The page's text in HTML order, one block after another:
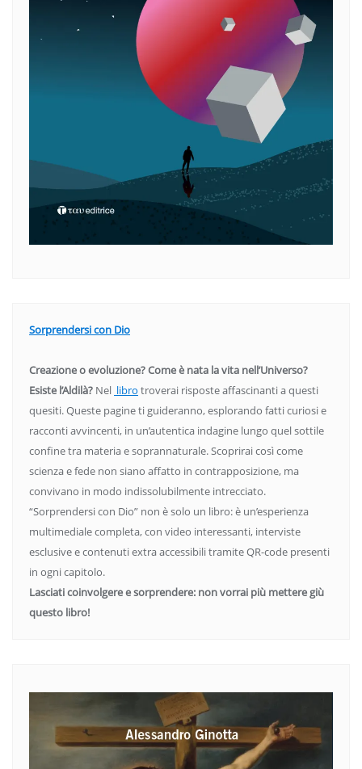
Sorprendersi con Dio
Creazione o evoluzione? Come è nata la vita nell’Universo?
Esiste l’Aldilà? Nel libro troverai risposte affascinanti a questi
quesiti. Queste pagine ti guideranno, esplorando fatti curiosi e
racconti avvincenti, in un’autentica indagine lungo quel sottile
confine tra materia e soprannaturale. Scoprirai così come
scienza e fede non siano affatto in contrapposizione, ma
convivano in modo indissolubilmente intrecciato.
“Sorprendersi con Dio” non è solo un libro: è un’esperienza
multimediale completa, con video interessanti, interviste
esclusive e contenuti extra accessibili tramite QR-code presenti
in ogni capitolo.
Lasciati coinvolgere e sorprendere: non vorrai più mettere giù
questo libro!